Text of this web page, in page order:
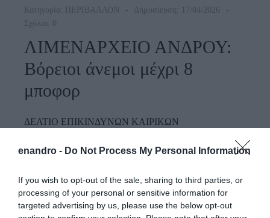
enandro - Do Not Process My Personal Information
If you wish to opt-out of the sale, sharing to third parties, or
processing of your personal or sensitive information for
targeted advertising by us, please use the below opt-out
Κατηγορία: ΠΕΡΙΒΑΛΛΟΝ
Δημοσίευση: 17/04/2026
Σχόλια: 0
ΛΙΜΕΝΑΡΧΕΙΟ ΑΝΔΡΟΥ:
Βόρειοι άνεμοι μέχρι 8
μποφορ
ΔΕΛΤΙΟ ΕΠΙΚΙΝΔΥΝΩΝ ΚΑΙΡΙΚΩΝ
ΦΑΙΝΟΜΕΝΩΝ Γνωρίζεται ότι σύμφωνα με πρόγνωση
της Ε.Μ.Υ. για την Παρασκευή 17-04-2026 στις
μποφόρ. Ως εκ τούτου, παρακαλούμε για την αυξημένη
προσοχή, εγρήγορση και λήψη από τους ιδιοκτήτες –